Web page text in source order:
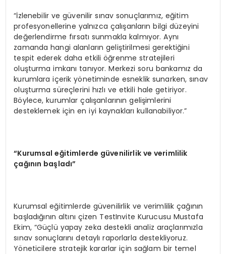
“İzlenebilir ve güvenilir sınav sonuçlarımız, eğitim
profesyonellerine yalnızca çalışanların bilgi düzeyini
değerlendirme fırsatı sunmakla kalmıyor. Aynı
zamanda hangi alanların geliştirilmesi gerektiğini
tespit ederek daha etkili öğrenme stratejileri
oluşturma imkanı tanıyor. Merkezi soru bankamız da
kurumlara içerik yönetiminde esneklik sunarken, sınav
oluşturma süreçlerini hızlı ve etkili hale getiriyor.
Böylece, kurumlar çalışanlarının gelişimlerini
desteklemek için en iyi kaynakları kullanabiliyor.”
“Kurumsal eğitimlerde güvenilirlik ve verimlilik
çağının başladı”
Kurumsal eğitimlerde güvenilirlik ve verimlilik çağının
başladığının altını çizen TestInvite Kurucusu Mustafa
Ekim, “Güçlü yapay zeka destekli analiz araçlarımızla
sınav sonuçlarını detaylı raporlarla destekliyoruz.
Yöneticilere stratejik kararlar için sağlam bir temel